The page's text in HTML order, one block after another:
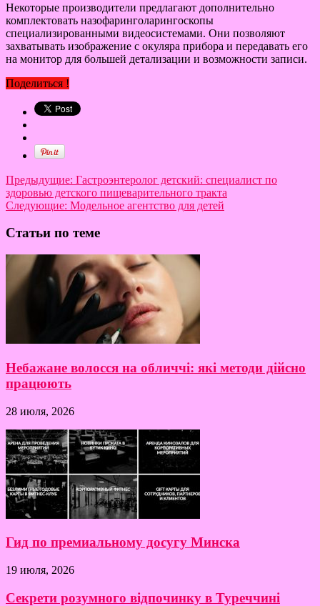
Некоторые производители предлагают дополнительно
комплектовать назофаринголарингоскопы
специализированными видеосистемами. Они позволяют
захватывать изображение с окуляра прибора и передавать его
на монитор для большей детализации и возможности записи.
Поделиться !
Предыдущие: Гастроэнтеролог детский: специалист по
здоровью детского пищеварительного тракта
Следующие: Модельное агентство для детей
Статьи по теме
Небажане волосся на обличчі: які методи дійсно
працюють
28 июля, 2026
Гид по премиальному досугу Минска
19 июля, 2026
Секрети розумного відпочинку в Туреччині